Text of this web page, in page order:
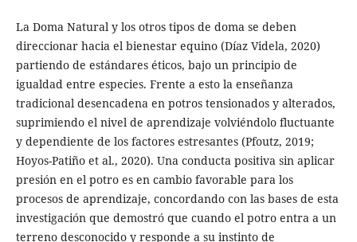
La Doma Natural y los otros tipos de doma se deben
direccionar hacia el bienestar equino (Díaz Videla, 2020)
partiendo de estándares éticos, bajo un principio de
igualdad entre especies. Frente a esto la enseñanza
tradicional desencadena en potros tensionados y alterados,
suprimiendo el nivel de aprendizaje volviéndolo fluctuante
y dependiente de los factores estresantes (Pfoutz, 2019;
Hoyos-Patiño et al., 2020). Una conducta positiva sin aplicar
presión en el potro es en cambio favorable para los
procesos de aprendizaje, concordando con las bases de esta
investigación que demostró que cuando el potro entra a un
terreno desconocido y responde a su instinto de